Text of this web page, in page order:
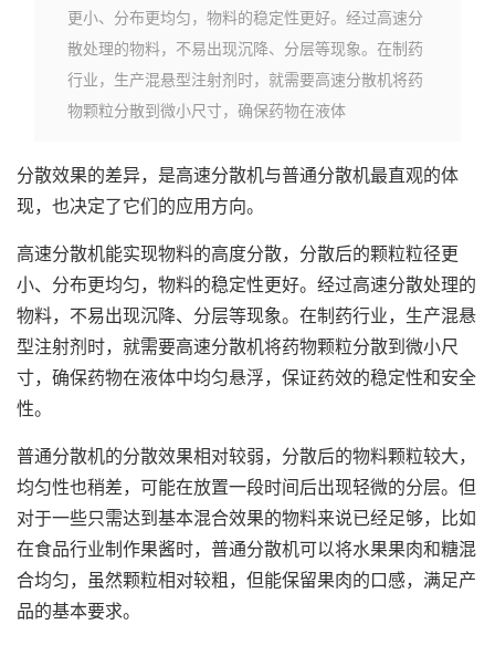
更小、分布更均匀，物料的稳定性更好。经过高速分
散处理的物料，不易出现沉降、分层等现象。在制药
行业，生产混悬型注射剂时，就需要高速分散机将药
物颗粒分散到微小尺寸，确保药物在液体
分散效果的差异，是高速分散机与普通分散机最直观的体
现，也决定了它们的应用方向。
高速分散机能实现物料的高度分散，分散后的颗粒粒径更
小、分布更均匀，物料的稳定性更好。经过高速分散处理的
物料，不易出现沉降、分层等现象。在制药行业，生产混悬
型注射剂时，就需要高速分散机将药物颗粒分散到微小尺
寸，确保药物在液体中均匀悬浮，保证药效的稳定性和安全
性。
普通分散机的分散效果相对较弱，分散后的物料颗粒较大，
均匀性也稍差，可能在放置一段时间后出现轻微的分层。但
对于一些只需达到基本混合效果的物料来说已经足够，比如
在食品行业制作果酱时，普通分散机可以将水果果肉和糖混
合均匀，虽然颗粒相对较粗，但能保留果肉的口感，满足产
品的基本要求。